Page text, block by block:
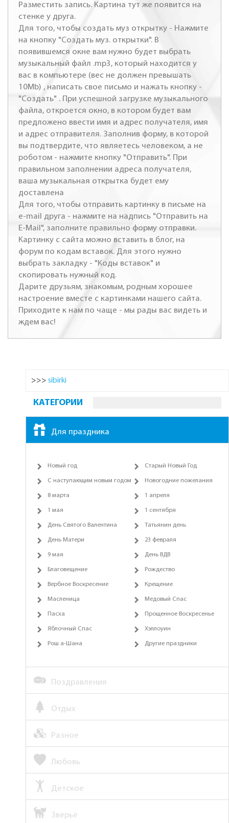
Разместить запись. Картина тут же появится на
стенке у друга.
Для того, чтобы создать муз открытку - Нажмите
на кнопку "Создать муз. открытки". В
появившемся окне вам нужно будет выбрать
музыкальный файл .mp3, который находится у
вас в компьютере (вес не должен превышать
10Mb) , написать свое письмо и нажать кнопку -
"Создать" . При успешной загрузке музыкального
файла, откроется окно, в котором будет вам
предложено ввести имя и адрес получателя, имя
и адрес отправителя. Заполнив форму, в которой
вы подтвердите, что являетесь человеком, а не
роботом - нажмите кнопку "Отправить". При
правильном заполнении адреса получателя,
ваша музыкальная открытка будет ему
доставлена
Для того, чтобы отправить картинку в письме на
e-mail друга - нажмите на надпись "Отправить на
E-Mail", заполните правильно форму отправки.
Картинку с сайта можно вставить в блог, на
форум по кодам вставок. Для этого нужно
выбрать закладку - "Коды вставок" и
скопировать нужный код.
Дарите друзьям, знакомым, родным хорошее
настроение вместе с картинками нашего сайта.
Приходите к нам по чаще - мы рады вас видеть и
ждем вас!
>>> sibirki
КАТЕГОРИИ
Для праздника
Новый год Старый Новый Год
С наступающим новым годом Новогодние пожелания
8 марта 1 апреля
1 мая 1 сентября
День Святого Валентина Татьянин день
День Матери 23 февраля
9 мая День ВДВ
Благовещение Рождество
Вербное Воскресение Крещение
Масленица Медовый Спас
Пасха Прощенное Воскресенье
Яблочный Спас Хэллоуин
Рош а-Шана Другие праздники
Поздравления
Отдых
Разное
Любовь
Детское
Зверьё